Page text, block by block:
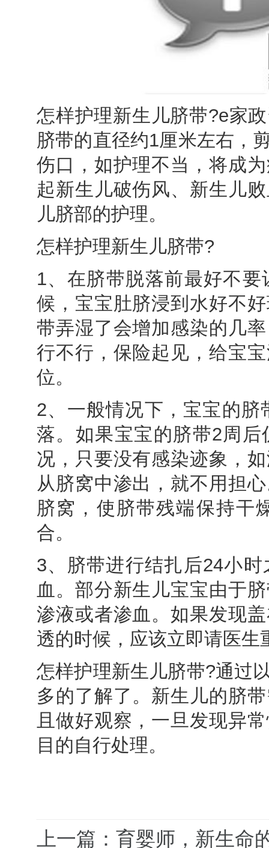
怎样护理新生儿脐带?e家
脐带的直径约1厘米左右，
伤口，如护理不当，将成
起新生儿破伤风、新生儿
儿脐部的护理。
怎样护理新生儿脐带?
1、在脐带脱落前最好不
候，宝宝肚脐浸到水好不
带弄湿了会增加感染的几
行不行，保险起见，给宝
位。
2、一般情况下，宝宝的
落。如果宝宝的脐带2周
况，只要没有感染迹象，
从脐窝中渗出，就不用担
脐窝，使脐带残端保持干
合。
3、脐带进行结扎后24小
血。部分新生儿宝宝由于
渗液或者渗血。如果发现
透的时候，应该立即请医生
怎样护理新生儿脐带?通过
多的了解了。新生儿的脐
且做好观察，一旦发现异
目的自行处理。
上一篇：育婴师，新生命